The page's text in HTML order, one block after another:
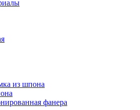
из шпона
фанера